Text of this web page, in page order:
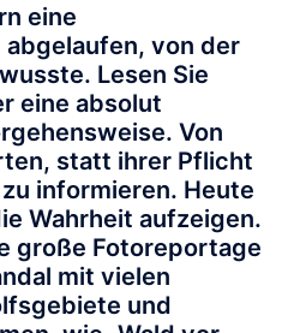
eine
von der
Lesen Sie
eine absolut
Von
statt ihrer Pflicht
informieren. Heute
Wahrheit aufzeigen.
große Fotoreportage
mit vielen
und